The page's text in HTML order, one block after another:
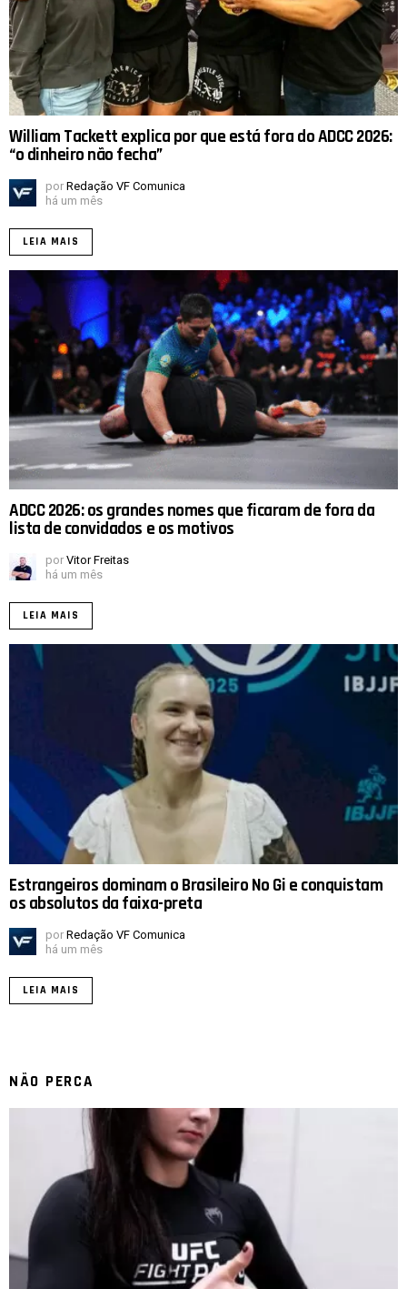
William Tackett explica por que está fora do ADCC 2026:
“o dinheiro não fecha”
por Redação VF Comunica
há um mês
LEIA MAIS
ADCC 2026: os grandes nomes que ficaram de fora da
lista de convidados e os motivos
por Vitor Freitas
há um mês
LEIA MAIS
Estrangeiros dominam o Brasileiro No Gi e conquistam
os absolutos da faixa-preta
por Redação VF Comunica
há um mês
LEIA MAIS
NÃO PERCA